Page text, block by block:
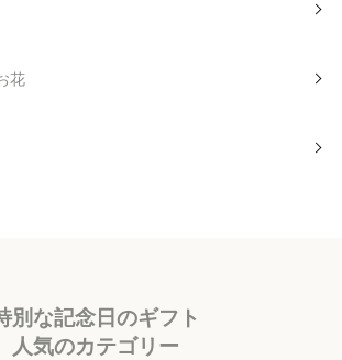
花
別な記念日のギフト
人気のカテゴリー